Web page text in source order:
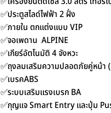
✅ประตูสไลด์ไฟฟ้า 2 ฝั่ง
✅ภายใน ตกแต่งแบบ VIP
✅จอเพดาน ALPINE
✅เกียร์อัตโนมัติ 4 จังหวะ
✅ถุงลมเสริมความปลอดภัยคู่หน้า
✅เบรคABS
✅ระบบเสริมแรงเบรก BA
✅กุญแจ Smart Entry และปุ่ม